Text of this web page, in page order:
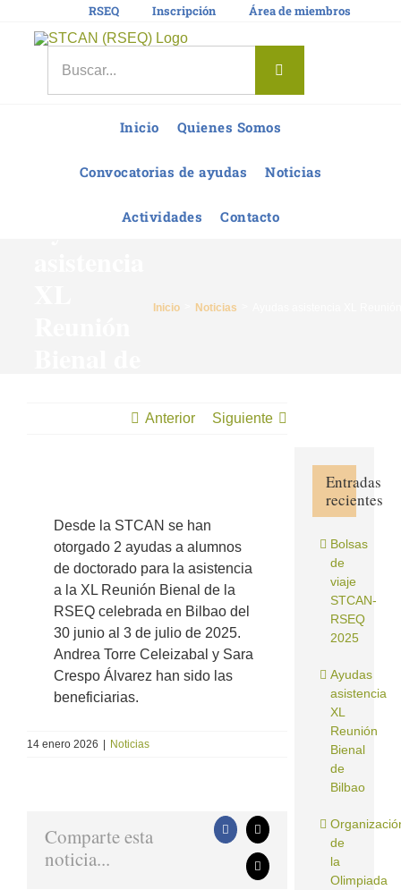
RSEQ Inscripción Área de miembros
Inicio Quienes Somos
Convocatorias de ayudas Noticias
Actividades Contacto
Inicio Noticias
Anterior Siguiente
imagen
más
grande
Desde la STCAN se han
otorgado 2 ayudas a alumnos
de doctorado para la asistencia
a la XL Reunión Bienal de la
RSEQ celebrada en Bilbao del
30 junio al 3 de julio de 2025.
Andrea Torre Celeizabal y Sara
Crespo Álvarez han sido las
beneficiarias.
14 enero 2026 Noticias
Comparte esta
noticia...
Facebook
X
Correo
electrónico
Entradas
recientes
Bolsas
de
viaje
STCAN-
RSEQ
2025
Ayudas
asistencia
XL
Reunión
Bienal
de
Bilbao
de
la
Olimpiada